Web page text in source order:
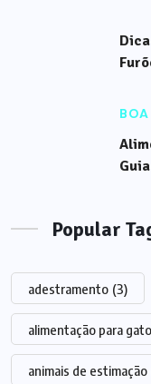
Popular
adestramento (3)
alimentação para
animais de estimação